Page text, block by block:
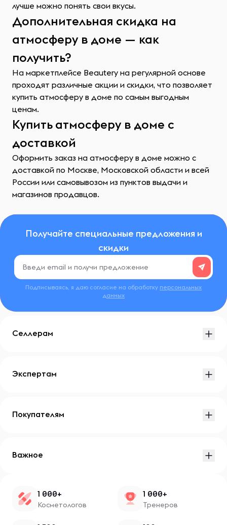
лучше можно понять свои вкусы.
Дополнительная скидка на
атмосферу в доме — как
получить?
На маркетплейсе Beautery на регулярной основе
проходят различные акции и скидки, что позволяет
купить атмосферу в доме по самым выгодным
ценам.
Купить атмосферу в доме с
доставкой
Оформить заказ на атмосферу в доме можно с
доставкой по Москве, Московской области и всей
России или самовывозом из пунктов выдачи и
магазинов продавцов.
Получайте специальные предложения и
скидки
Подписываясь, я даю согласие на обработку персональных
данных
Селлерам
Экспертам
Покупателям
Важное
1 000+
Косметологов
1 000+
Тренеров